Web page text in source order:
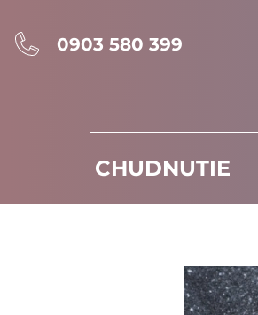
0903 580 399
CHUDNUTIE